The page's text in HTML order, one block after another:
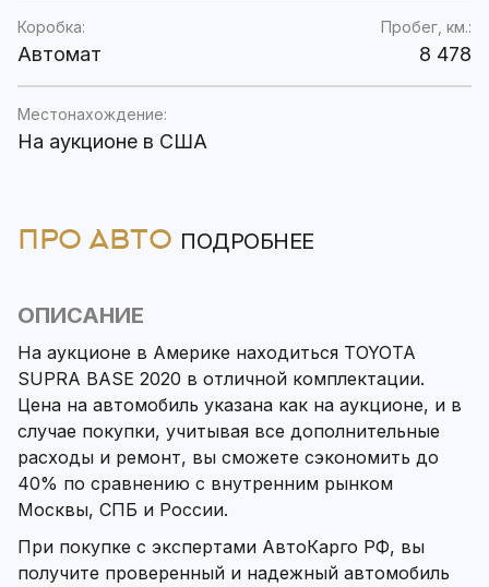
Коробка:
Автомат
Пробег, км.:
8 478
Местонахождение:
На аукционе в США
ПРО АВТО ПОДРОБНЕЕ
ОПИСАНИЕ
На аукционе в Америке находиться TOYOTA
SUPRA BASE 2020 в отличной комплектации.
Цена на автомобиль указана как на аукционе, и в
случае покупки, учитывая все дополнительные
расходы и ремонт, вы сможете сэкономить до
40% по сравнению с внутренним рынком
Москвы, СПБ и России.
При покупке с экспертами АвтоКарго РФ, вы
получите проверенный и надежный автомобиль